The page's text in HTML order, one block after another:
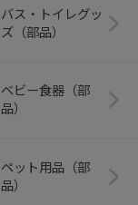
バス・トイレグッ
ズ（部品）
ベビー食器（部
品）
ペット用品（部
品）